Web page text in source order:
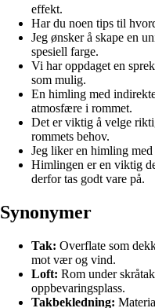
effekt.
Har du noen tips til
Jeg ønsker å skape en
spesiell farge.
Vi har oppdaget en
som mulig.
En himling med
atmosfære i rommet.
Det er viktig å velge
rommets behov.
Jeg liker en himling
Himlingen er en viktig
derfor tas godt vare på.
Synonymer
Tak: Overflate som
mot vær og vind.
Loft: Rom under
oppbevaringsplass.
Takbekledning: